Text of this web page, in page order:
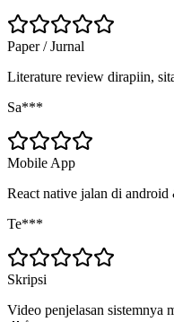
Paper / Jurnal
Literature review dirapiin,
Sa***
Mobile App
React native jalan di
Te***
Skripsi
Video penjelasan sistemnya